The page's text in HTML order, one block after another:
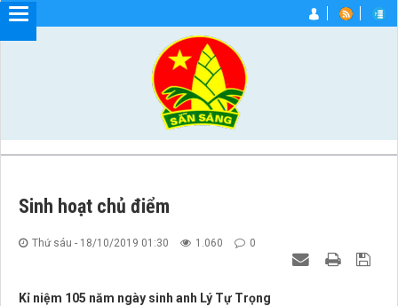
Sinh hoạt chủ điểm
Thứ sáu - 18/10/2019 01:30 1.060 0
Kỉ niệm 105 năm ngày sinh anh Lý Tự Trọng